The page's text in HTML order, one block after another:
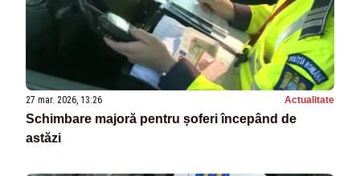
27 mar. 2026, 13:26 Actualitate
Schimbare majoră pentru șoferi începând de
astăzi